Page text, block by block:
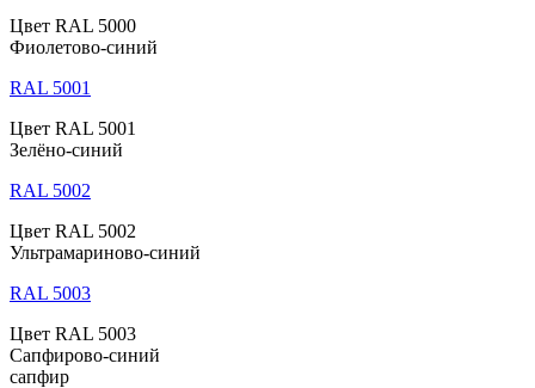
Цвет RAL 5000
Фиолетово-синий
RAL 5001
Цвет RAL 5001
Зелёно-синий
RAL 5002
Цвет RAL 5002
Ультрамариново-синий
RAL 5003
Цвет RAL 5003
Сапфирово-синий
сапфир